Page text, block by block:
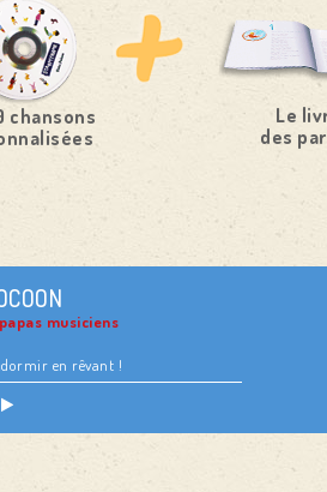
chansons
Le
des
musiciens
en rêvant !